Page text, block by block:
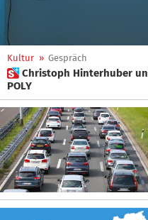
Kultur » Gespräch
 Christoph Hinterhuber und sein Werk zwischen MONO und
POLY